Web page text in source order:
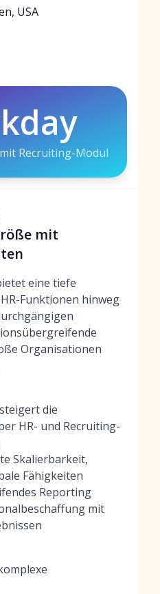
USA
Recruiting-Modul
mit
eine tiefe
Funktionen hinweg
Organisationen
die
HR- und Recruiting-
Skalierbarkeit,
Fähigkeiten
Reporting
mit